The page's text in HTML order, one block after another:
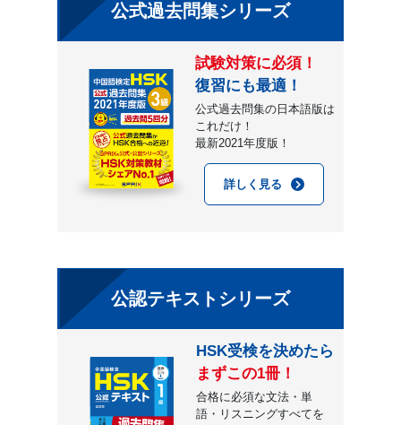
公式過去問集シリーズ
試験対策に必須！
復習にも最適！
公式過去問集の日本語版は
これだけ！
最新2021年度版！
詳しく見る
公認テキストシリーズ
HSK受検を決めたら
まずこの1冊！
合格に必須な文法・単
語・リスニングすべてを